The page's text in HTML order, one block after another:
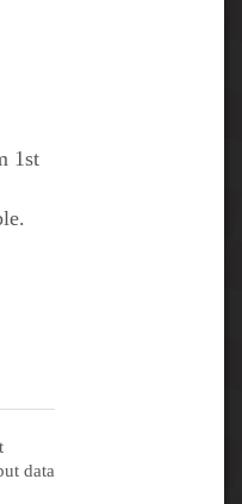
1st
data